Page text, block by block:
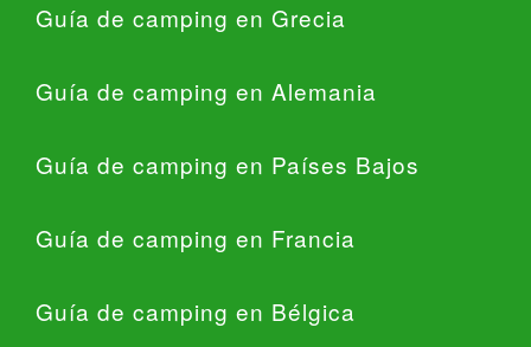
Guía de camping en Grecia
Guía de camping en Alemania
Guía de camping en Países Bajos
Guía de camping en Francia
Guía de camping en Bélgica